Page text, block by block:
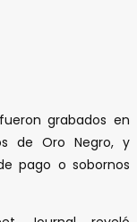
grabados en
de Oro Negro, y
pago o sobornos